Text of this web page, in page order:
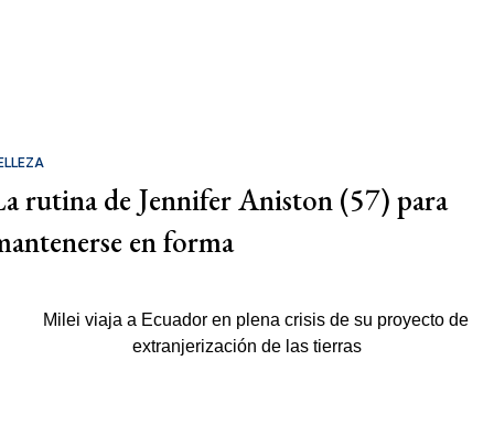
rutina de Jennifer Aniston (57) para
en forma